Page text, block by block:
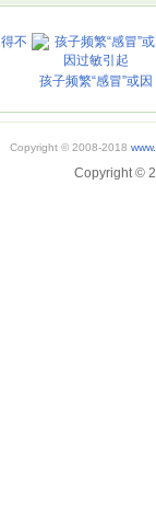
孩子频繁“感冒”或因
Copyright © 2008-2018
Copyright ©